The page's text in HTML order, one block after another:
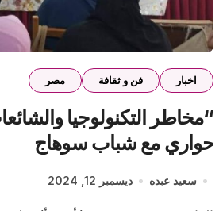
اخبار فن و ثقافة مصر
“مخاطر التكنولوجيا
حواري مع شباب سوهاج
سعيد عبده ديسمبر 12, 2024